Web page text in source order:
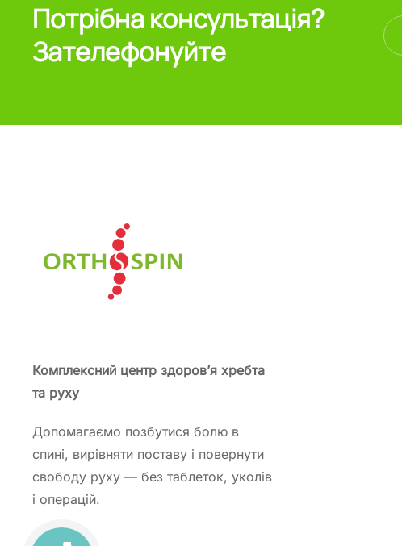
Потрібна консультація?
Зателефонуйте
Комплексний центр здоров’я хребта
та руху
Допомагаємо позбутися болю в
спині, вирівняти поставу і повернути
свободу руху — без таблеток, уколів
і операцій.